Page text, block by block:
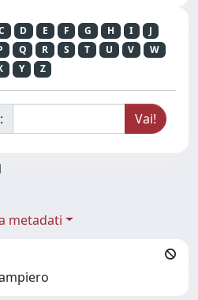
D E F G H I
J
Q R S T U V
W
Y Z
metadati